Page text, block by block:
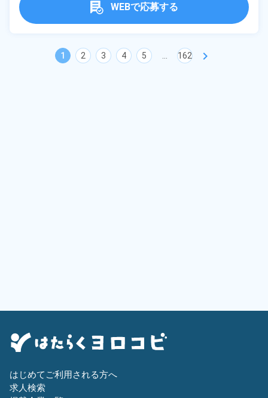
WEBで応募する
1 2 3 4 5 162 chevron_right
はじめてご利用される方へ
求人検索